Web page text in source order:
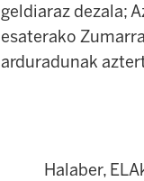
geldiaraz dezala;
esaterako
arduradunak
Halaber, ELAk